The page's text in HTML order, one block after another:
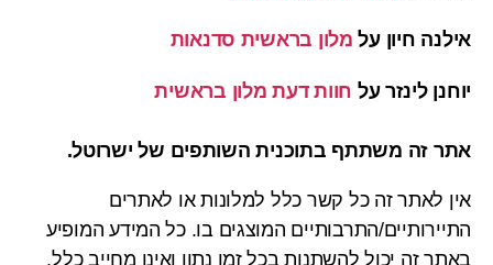
אילנה חיון על מלון בראשית סדנאות
יוחנן לינזר על חוות דעת מלון בראשית
אתר זה משתתף בתוכנית השותפים של ישרוטל.
אין לאתר זה כל קשר כלל למלונות או לאתרים
התיירותיים/התרבותיים המוצגים בו. כל המידע המופיע
באתר זה יכול להשתנות בכל זמן נתון ואינו מחייב כלל.